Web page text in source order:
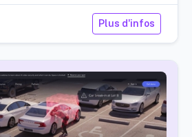
Plus d'infos